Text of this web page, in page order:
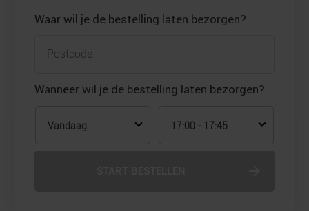
Waar wil je de bestelling laten bezorgen?
Wanneer wil je de bestelling laten bezorgen?
Vandaag 17:00 - 17:45